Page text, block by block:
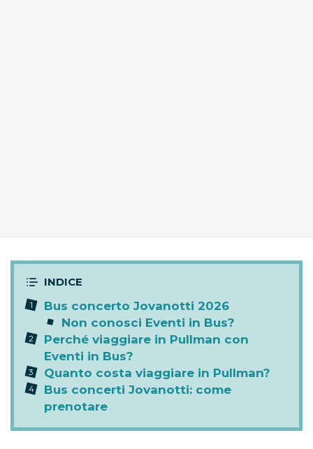
Bus concerto Jovanotti 2026
Non conosci Eventi in Bus?
Perché viaggiare in Pullman con
Eventi in Bus?
Quanto costa viaggiare in Pullman?
Bus concerti Jovanotti: come
prenotare